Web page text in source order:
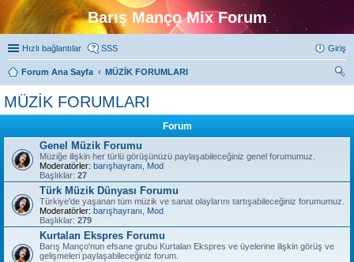
Barış Manço Mix Forum
Hızlı bağlantılar SSS Giriş
Forum Ana Sayfa
MÜZİK FORUMLARI
MÜZİK FORUMLARI
Forum
Genel Müzik Forumu
Müziğe ilişkin her türlü görüşünüzü paylaşabileceğiniz genel forumumuz.
Moderatörler: barışhayranı
Mod
Başlıklar: 27
Türk Müzik Dünyası Forumu
Türkiye'de yaşanan tüm müzik ve sanat olaylarını tartışabileceğiniz forumumuz.
Moderatörler: barışhayranı
Mod
Başlıklar: 279
Kurtalan Ekspres Forumu
Barış Manço'nun efsane grubu Kurtalan Ekspres ve üyelerine ilişkin görüş ve
gelişmeleri paylaşabileceğiniz forum.